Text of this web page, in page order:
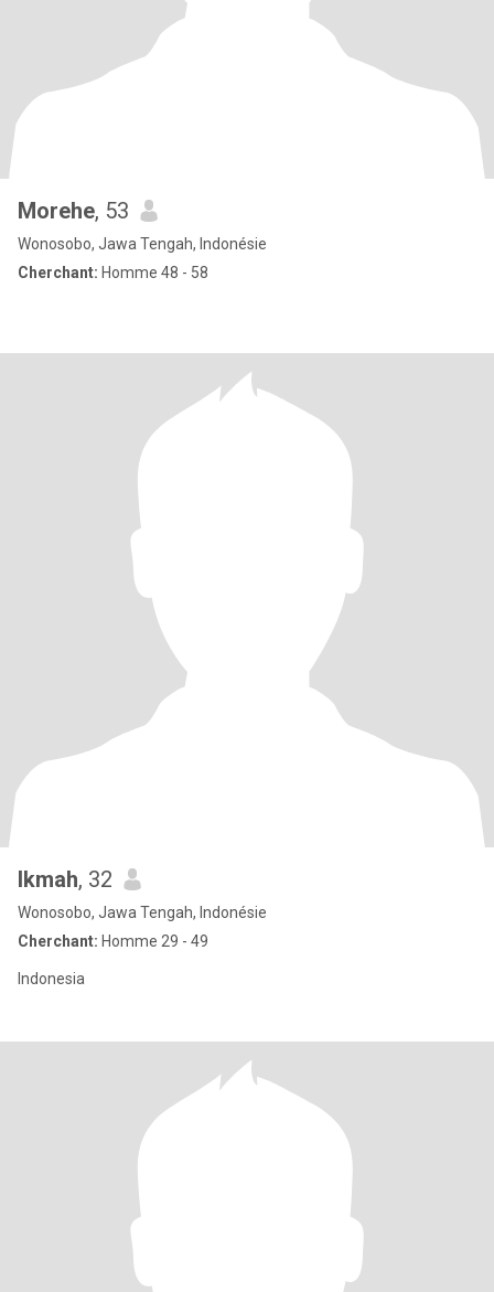
Morehe, 53
Wonosobo, Jawa Tengah, Indonésie
Cherchant: Homme 48 - 58
Ikmah, 32
Wonosobo, Jawa Tengah, Indonésie
Cherchant: Homme 29 - 49
Indonesia